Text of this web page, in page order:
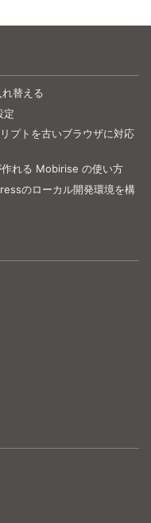
替える
定
プトを古いブラウザに対応
れる Mobirise の使い方
のローカル開発環境を構